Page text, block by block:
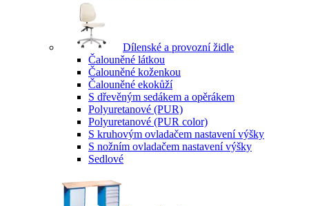
Dílenské a provozní židle
Čalouněné látkou
Čalouněné koženkou
Čalouněné ekokůží
S dřevěným sedákem a opěrákem
Polyuretanové (PUR)
Polyuretanové (PUR color)
S kruhovým ovladačem nastavení výšky
S nožním ovladačem nastavení výšky
Sedlové